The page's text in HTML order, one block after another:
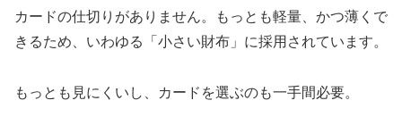
カードの仕切りがありません。もっとも軽量、かつ薄くで
きるため、いわゆる「小さい財布」に採用されています。
もっとも見にくいし、カードを選ぶのも一手間必要。